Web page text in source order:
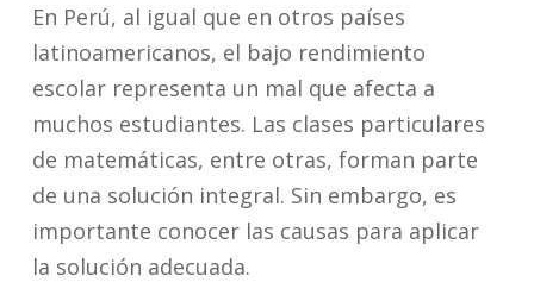
En Perú, al igual que en otros países
latinoamericanos, el bajo rendimiento
escolar representa un mal que afecta a
muchos estudiantes. Las clases particulares
de matemáticas, entre otras, forman parte
de una solución integral. Sin embargo, es
importante conocer las causas para aplicar
la solución adecuada.